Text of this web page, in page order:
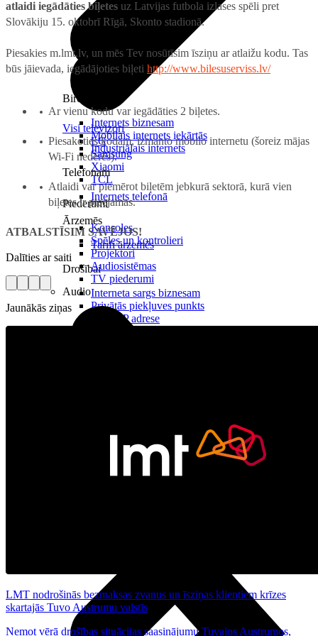
Birojam
Internets biznesam
Mobilais internets iekārtās
Industriālais internets
Telefonam
Internets telefonā
Ārzemēs
Tarifi ārzemēs
Drošībai
Interneta sargs biznesam
Privātās piekļuves punkts
Reālā IP adrese
Visi televizori
LG
Samsung
Xiaomi
TCL
Piederumi
Konsoles
Spēles un kontrolieri
Projektori
Audiosistēmas
TV piederumi
Audio
atlaidi iegādāties biļetes uz Latvijas futbola izlases spēli pret
Slovākiju 15. oktobrī Rīgā, Skonto stadionā.
Piesakies m.lmt.lv, un mēs Tev nosūtīsim īsziņu ar atlaižu kodu. Tas
būs jāievada, iegādājoties biļeti http://www.bilesuserviss.lv/
Ar vienu kodu var iegādāties 2 biļetes.
Piesakoties kodam, izmanto mobilo internetu (šoreiz mājas
Wi-Fi nederēs).
Atlaidi var piemērot biļetēm jebkurā sektorā, kurā vien
biļetes ir pieejamas.
ATBALSTĪSIM SAVĒJOS!
Dalīties ar saiti
Jaunākās ziņas
LMT nodrošinās bezmaksas zvanus un īsziņas klientiem krīzes
skartajās Tuvo Austrumu valstīs
Ņemot vērā drošības situācijas saasinājumu Tuvajos Austrumos,